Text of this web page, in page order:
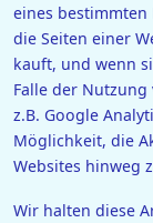
eines bestimmten
die Seiten einer
kauft, und wenn
Falle der
z.B. Google
Möglichkeit, die
Websites hinweg
Wir halten diese